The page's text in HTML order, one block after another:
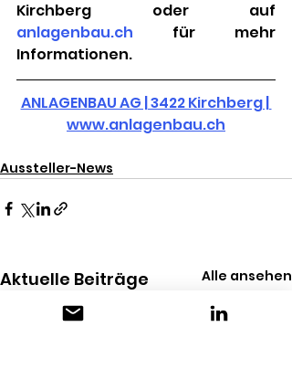
anlagenbau.ch für mehr
Informationen.
ANLAGENBAU AG | 3422 Kirchberg |
www.anlagenbau.ch
Aussteller-News
Aktuelle Beiträge Alle ansehen